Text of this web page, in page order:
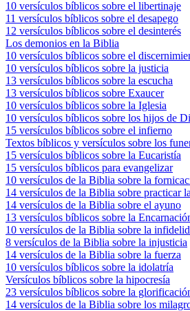
10 versículos bíblicos sobre el libertinaje
11 versículos bíblicos sobre el desapego
12 versículos bíblicos sobre el desinterés
Los demonios en la Biblia
10 versículos bíblicos sobre el
10 versículos bíblicos sobre la justicia
13 versículos bíblicos sobre la escucha
13 versículos bíblicos sobre Exaucer
10 versículos bíblicos sobre la Iglesia
10 versículos bíblicos sobre los hijos de
15 versículos bíblicos sobre el infierno
Textos bíblicos y versículos sobre los
15 versículos bíblicos sobre la Eucaristía
15 versículos bíblicos para evangelizar
10 versículos de la Biblia sobre la
14 versículos de la Biblia sobre practicar
14 versículos de la Biblia sobre el ayuno
13 versículos bíblicos sobre la
10 versículos de la Biblia sobre la
8 versículos de la Biblia sobre la injusticia
14 versículos de la Biblia sobre la fuerza
10 versículos bíblicos sobre la idolatría
Versículos bíblicos sobre la hipocresía
23 versículos bíblicos sobre la
14 versículos de la Biblia sobre los